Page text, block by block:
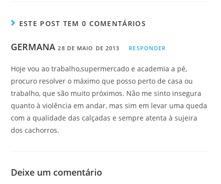
ESTE POST TEM 0 COMENTÁRIOS
GERMANA 28 DE MAIO DE 2013 RESPONDER
Hoje vou ao trabalho,supermercado e academia a pé,
procuro resolver o máximo que posso perto de casa ou
trabalho, que são muito próximos. Não me sinto insegura
quanto à violência em andar, mas sim em levar uma queda
com a qualidade das calçadas e sempre atenta à sujeira
dos cachorros.
Deixe um comentário